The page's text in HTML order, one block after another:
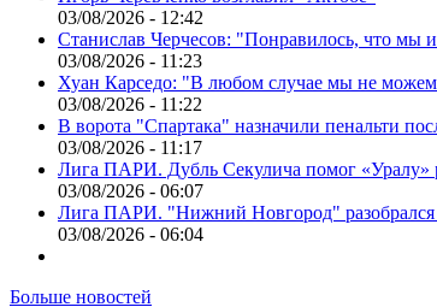
03/08/2026 - 12:42
Станислав Черчесов: "Понравилось, что мы
03/08/2026 - 11:23
Хуан Карседо: "В любом случае мы не можем
03/08/2026 - 11:22
В ворота "Спартака" назначили пенальти
03/08/2026 - 11:17
Лига ПАРИ. Дубль Секулича помог «Уралу»
03/08/2026 - 06:07
Лига ПАРИ. "Нижний Новгород"
03/08/2026 - 06:04
Больше новостей